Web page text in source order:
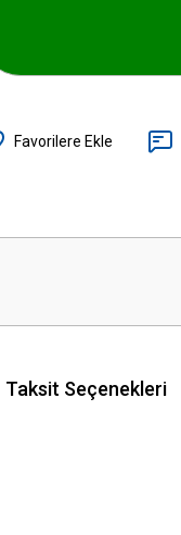
Taksit Seçenekleri